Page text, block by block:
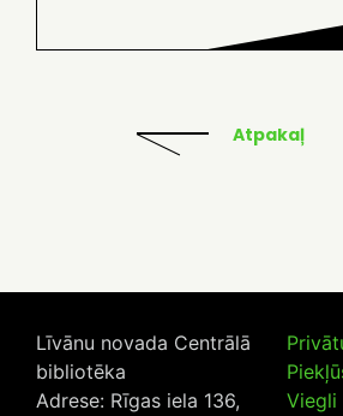
Atpakaļ
Līvānu novada Centrālā
bibliotēka
Adrese: Rīgas iela 136,
Viegli